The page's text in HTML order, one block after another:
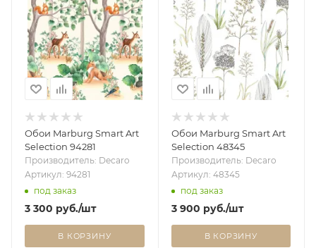
Обои Marburg Smart Art
Selection 94281
Производитель: Decaro
Артикул: 94281
под заказ
3 300 руб./шт
В КОРЗИНУ
Обои Marburg Smart Art
Selection 48345
Производитель: Decaro
Артикул: 48345
под заказ
3 900 руб./шт
В КОРЗИНУ